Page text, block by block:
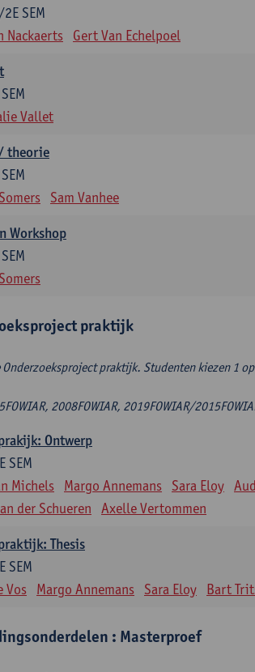
SEM
Nackaerts Gert Van Echelpoel
Vallet
theorie
Sam Vanhee
Workshop
praktijk
Onderzoeksproject praktijk. Studenten kiezen 1
2008FOWIAR, 2019FOWIAR/
Ontwerp
SEM
Michels Margo Annemans Sara Eloy
der Schueren
Axelle Vertommen
Thesis
SEM
Vos Margo Annemans Sara Eloy Bart
: Masterproef